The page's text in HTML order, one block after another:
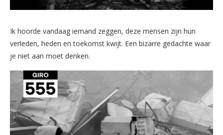
Ik hoorde vandaag iemand zeggen, deze mensen zijn hun
verleden, heden en toekomst kwijt. Een bizarre gedachte waar
je niet aan moet denken.